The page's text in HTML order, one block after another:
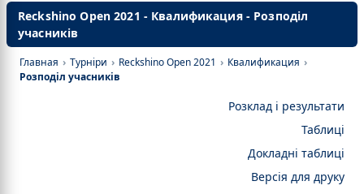
Reckshino Open 2021 - Квалификация - Розподіл
учасників
Главная › Турніри › Reckshino Open 2021 › Квалификация ›
Розподіл учасників
Розклад і результати
Таблиці
Докладні таблиці
Версія для друку